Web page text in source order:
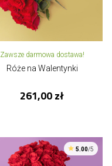
Zawsze darmowa dostawa!
Róże na Walentynki
261,00 zł
5.00/5